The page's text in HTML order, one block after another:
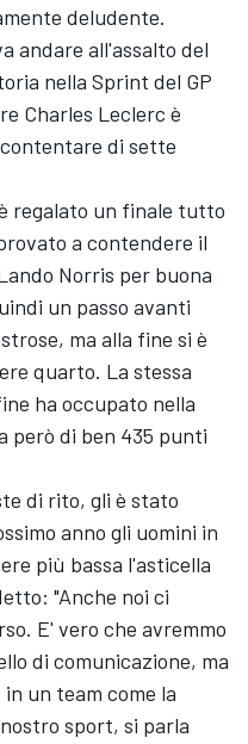
deludente.
andare all'assalto del
nella Sprint del GP
Charles Leclerc è
di sette
regalato un finale tutto
a contendere il
Norris per buona
un passo avanti
ma alla fine si è
quarto. La stessa
ha occupato nella
di ben 435 punti
di rito, gli è stato
anno gli uomini in
più bassa l'asticella
"Anche noi ci
E' vero che avremmo
di comunicazione, ma
un team come la
sport, si parla